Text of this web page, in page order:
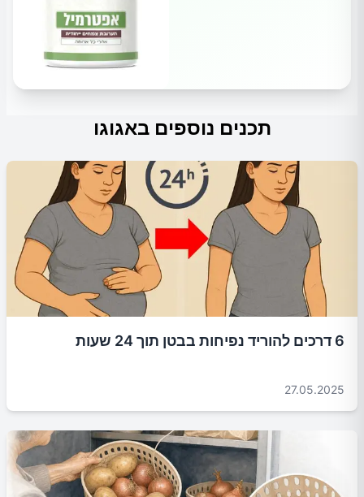
תכנים נוספים באגוגו
6 דרכים להוריד נפיחות בבטן תוך 24 שעות
27.05.2025